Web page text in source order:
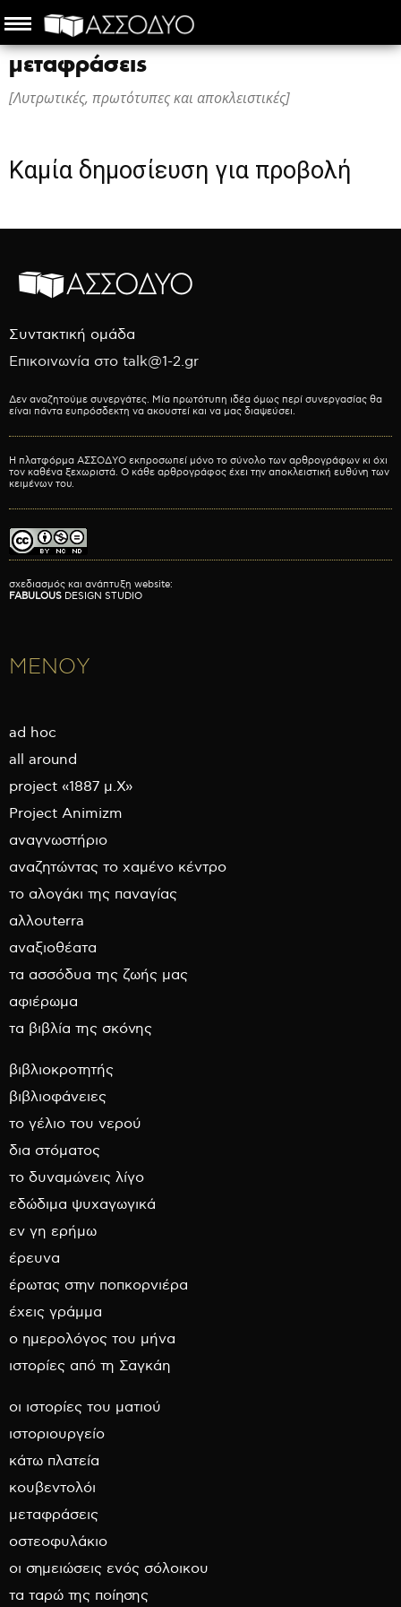
μεταφράσεις
[Λυτρωτικές, πρωτότυπες και αποκλειστικές]
Καμία δημοσίευση για προβολή
Συντακτική ομάδα
Επικοινωνία στο talk@1-2.gr
Δεν αναζητούμε συνεργάτες. Μία πρωτότυπη ιδέα όμως περί συνεργασίας θα
είναι πάντα ευπρόσδεκτη να ακουστεί και να μας διαψεύσει.
Η πλατφόρμα ΑΣΣΟΔΥΟ εκπροσωπεί μόνο το σύνολο των αρθρογράφων κι όχι
τον καθένα ξεχωριστά. Ο κάθε αρθρογράφος έχει την αποκλειστική ευθύνη των
κειμένων του.
σχεδιασμός και ανάπτυξη website:
FABULOUS DESIGN STUDIO
ΜΕΝΟΥ
ad hoc
all around
project «1887 μ.Χ»
Project Animizm
αναγνωστήριο
αναζητώντας το χαμένο κέντρο
το αλογάκι της παναγίας
αλλουterra
αναξιοθέατα
τα ασσόδυα της ζωής μας
αφιέρωμα
τα βιβλία της σκόνης
βιβλιοκροτητής
βιβλιοφάνειες
το γέλιο του νερού
δια στόματος
το δυναμώνεις λίγο
εδώδιμα ψυχαγωγικά
εν γη ερήμω
έρευνα
έρωτας στην ποπκορνιέρα
έχεις γράμμα
ο ημερολόγος του μήνα
ιστορίες από τη Σαγκάη
οι ιστορίες του ματιού
ιστοριουργείο
κάτω πλατεία
κουβεντολόι
μεταφράσεις
οστεοφυλάκιο
οι σημειώσεις ενός σόλοικου
τα ταρώ της ποίησης